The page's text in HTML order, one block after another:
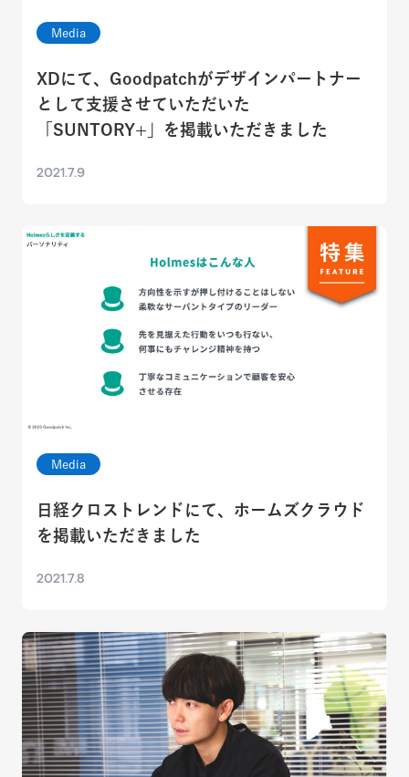
Media
XDにて、Goodpatchがデザインパートナー
として支援させていただいた
「SUNTORY+」を掲載いただきました
2021.7.9
Media
日経クロストレンドにて、ホームズクラウド
を掲載いただきました
2021.7.8